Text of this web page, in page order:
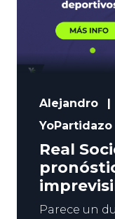
Alejandro |
YoPartidazo
Real
Parece un